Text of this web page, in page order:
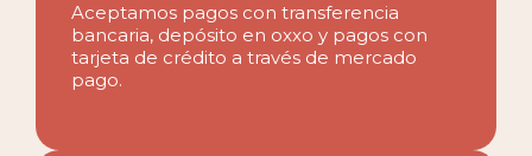
Aceptamos pagos con transferencia
bancaria, depósito en oxxo y pagos con
tarjeta de crédito a través de mercado
pago.